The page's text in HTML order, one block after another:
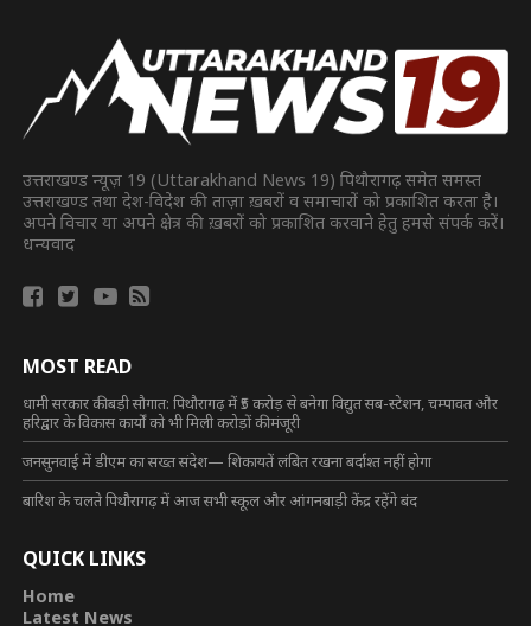
उत्तराखण्ड न्यूज़ 19 (Uttarakhand News 19) पिथौरागढ़ समेत समस्त
उत्तराखण्ड तथा देश-विदेश की ताज़ा ख़बरों व समाचारों को प्रकाशित करता है।
अपने विचार या अपने क्षेत्र की ख़बरों को प्रकाशित करवाने हेतु हमसे संपर्क करें।
धन्यवाद
MOST READ
धामी सरकार की बड़ी सौगात: पिथौरागढ़ में ₹5 करोड़ से बनेगा विद्युत सब-स्टेशन, चम्पावत और
हरिद्वार के विकास कार्यों को भी मिली करोड़ों की मंजूरी
जनसुनवाई में डीएम का सख्त संदेश— शिकायतें लंबित रखना बर्दाश्त नहीं होगा
बारिश के चलते पिथौरागढ़ में आज सभी स्कूल और आंगनबाड़ी केंद्र रहेंगे बंद
QUICK LINKS
Home
Latest News